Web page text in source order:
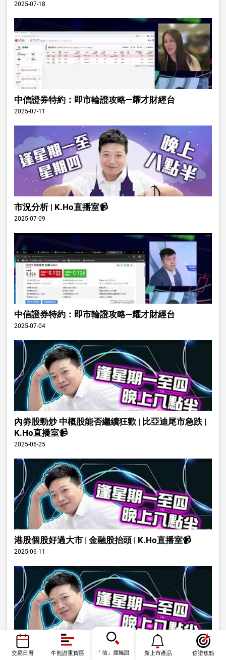
2025-07-18
中信證券特約：即市輪證攻略—耀才財經台
2025-07-11
市況分析 | K.Ho直播室📹
2025-07-09
中信證券特約：即市輪證攻略—耀才財經台
2025-07-04
內劵股勁炒 中概股能否繼續狂歡 | 比亞迪尾市急跌 |
K.Ho直播室📹
2025-06-25
港股個股好過大市 | 金融股抬頭 | K.Ho直播室📹
2025-06-11
小米發佈會可否帶動股價 | K.Ho直播室📹
交易日曆 牛熊證重貨區 「信」搜輪證 新上市產品 信證焦點